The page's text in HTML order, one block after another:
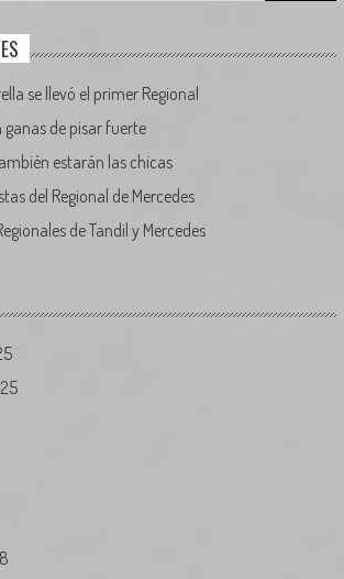
se llevó el primer Regional
ganas de pisar fuerte
estarán las chicas
del Regional de Mercedes
de Tandil y Mercedes